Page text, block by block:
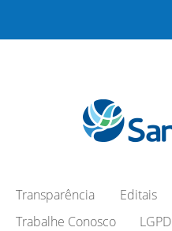
Transparência Editais
Trabalhe Conosco
LGPD